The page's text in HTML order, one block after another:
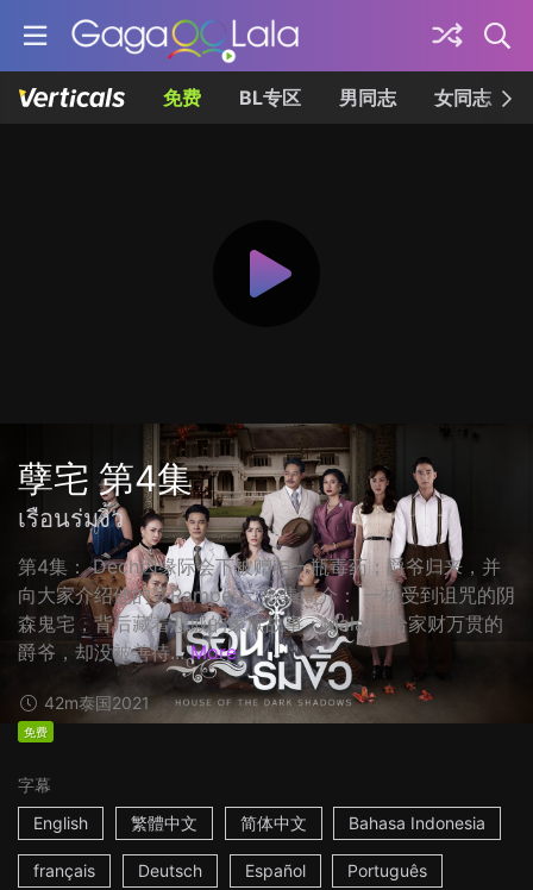
免费 BL专区 男同志 女同志
孽宅 第4集
เรือนร่มงิ้ว
第4集： Dech因缘际会下被赠与一瓶毒药；爵爷归来，并
向大家介绍他的妾Rampei。 影集简介： 一栋受到诅咒的阴
森鬼宅，背后藏着悲戚的家族故事：Malai嫁给家财万贯的
爵爷，却没被善待... More
42m泰国2021
免费
字幕
English
繁體中文 简体中文 Bahasa Indonesia
français Deutsch Español Português